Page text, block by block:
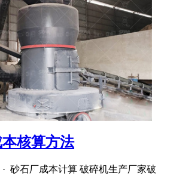
核算方法
· 砂石厂成本计算 破碎机生产厂家破